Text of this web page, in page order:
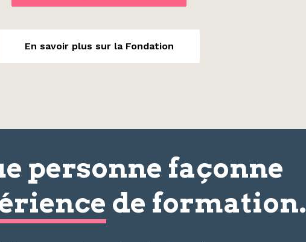
En savoir plus sur la Fondation
personne façonne
de formation.